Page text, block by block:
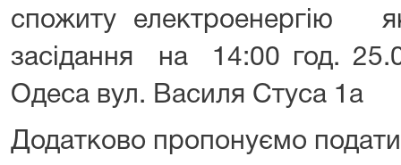
спожиту електроенергію
засідання
на 14:00 год.
Одеса вул. Василя Стуса 1а
Додатково пропонуємо подати